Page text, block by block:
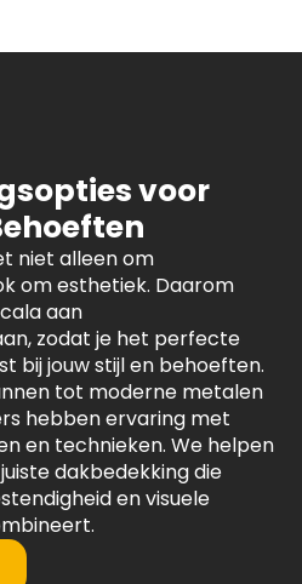
voor
niet alleen om
om esthetiek. Daarom
aan
zodat je het perfecte
bij jouw stijl en behoeften.
tot moderne metalen
hebben ervaring met
en technieken. We helpen
dakbedekking die
en visuele